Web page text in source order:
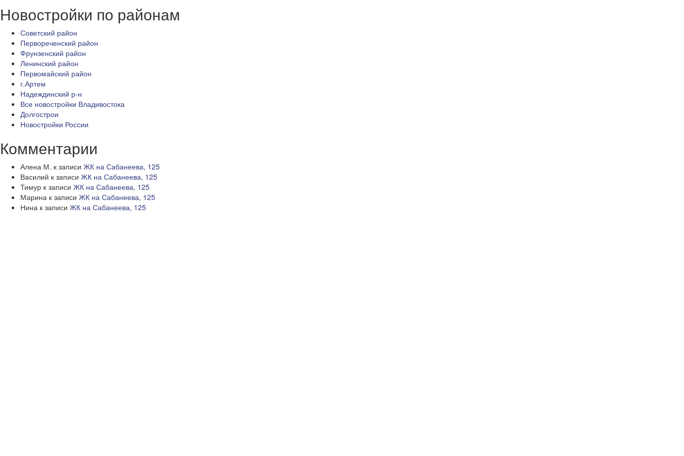
Новостройки по районам
Советский район
Первореченский район
Фрунзенский район
Ленинский район
Первомайский район
г.Артем
Надеждинский р-н
Все новостройки Владивостока
Долгострои
Новостройки России
Комментарии
Алена М. к записи ЖК на Сабанеева, 125
Василий к записи ЖК на Сабанеева, 125
Тимур к записи ЖК на Сабанеева, 125
Марина к записи ЖК на Сабанеева, 125
Нина к записи ЖК на Сабанеева, 125